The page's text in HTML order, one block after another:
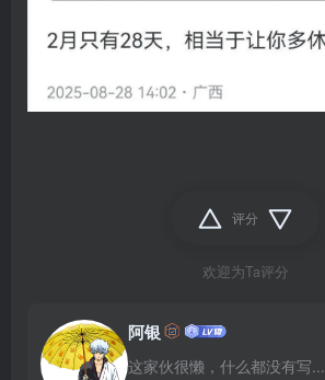
评分
欢迎为Ta评分
阿银
这家伙很懒，什么都没有写...